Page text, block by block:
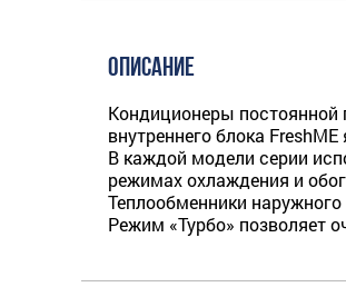
ОПИСАНИЕ
Кондиционеры постоянной
внутреннего блока
В каждой модели серии
режимах охлаждения и
Теплообменники
Режим «Турбо» позволяет